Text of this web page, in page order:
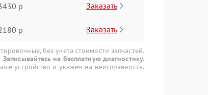
р Заказать
р Заказать
без учета стоимости запчастей.
Записывайтесь на бесплатную диагностику.
устройство и укажем на неисправность.